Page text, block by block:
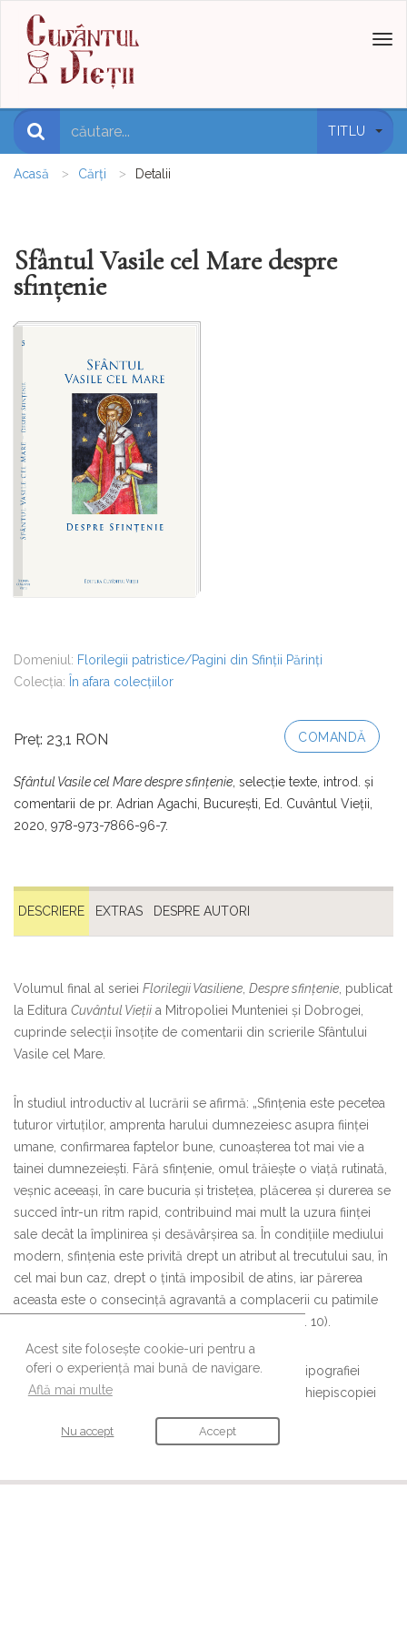
Acest site folosește cookie-uri pentru a
oferi o experiență mai bună de navigare.
Află mai multe
Nu accept Accept
TITLU
Acasă Cărți Detalii
Sfântul Vasile cel Mare despre
sfințenie
Domeniul: Florilegii patristice/Pagini din Sfinții Părinți
Colecția: În afara colecțiilor
Preț: 23,1 RON COMANDĂ
Sfântul Vasile cel Mare despre sfințenie , selecţie texte, introd. şi
comentarii de pr. Adrian Agachi, București, Ed. Cuvântul Vieții,
2020, 978-973-7866-96-7.
DESCRIERE EXTRAS DESPRE AUTORI
Volumul final al seriei Florilegii Vasiliene Despre sfințenie , publicat
la Editura Cuvântul Vieții a Mitropoliei Munteniei și Dobrogei,
cuprinde selecții însoțite de comentarii din scrierile Sfântului
Vasile cel Mare.
În studiul introductiv al lucrării se afirmă: „Sfințenia este pecetea
tuturor virtuților, amprenta harului dumnezeiesc asupra ființei
umane, confirmarea faptelor bune, cunoașterea tot mai vie a
tainei dumnezeiești. Fără sfințenie, omul trăiește o viață rutinată,
veșnic aceeași, în care bucuria și tristețea, plăcerea și durerea se
succed într-un ritm rapid, contribuind mai mult la uzura ființei
sale decât la împlinirea și desăvârșirea sa. În condițiile mediului
modern, sfințenia este privită drept un atribut al trecutului sau, în
cel mai bun caz, drept o țintă imposibil de atins, iar părerea
aceasta este o consecință agravantă a complacerii cu patimile
sufletești de care suferă majoritatea oamenilor” (p. 10).
Lucrarea poate fi achiziționată de la magazinele Tipografiei
Cărților Bisericești și ale Serviciului Colportaj al Arhiepiscopiei